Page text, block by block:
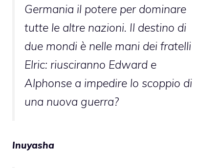
Germania il potere per dominare
tutte le altre nazioni. Il destino di
due mondi è nelle mani dei fratelli
Elric: riusciranno Edward e
Alphonse a impedire lo scoppio di
una nuova guerra?
Inuyasha